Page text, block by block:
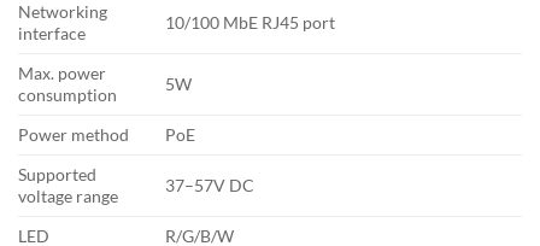
Networking
interface
10/100 MbE RJ45 port
Max. power
consumption
5W
Power method
PoE
Supported
voltage range
37–57V DC
LED
R/G/B/W